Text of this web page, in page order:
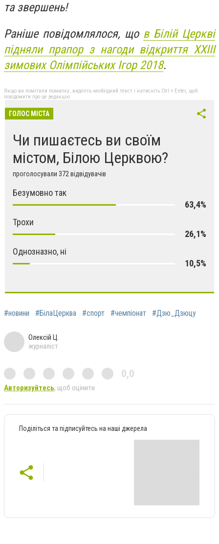
та звершень!
Раніше повідомлялося, що в Білій Церкві
підняли прапор з нагоди відкриття ХХІІІ
зимових Олімпійських Ігор 2018.
Якщо ви помітили помилку, виділіть необхідний текст і натисніть Ctrl + Enter, щоб
повідомити про це редакцію
ГОЛОС МІСТА
Чи пишаєтесь ви своїм
містом, Білою Церквою?
проголосували 372 відвідувачів
Безумовно так
63,4%
Трохи
26,1%
Однозназно, ні
10,5%
#новини #БілаЦерква #спорт #чемпіонат #Дзю_Дзюцу
Олексій Ц.
журналіст
0,0
Авторизуйтесь, щоб оцінити
Поділіться та підписуйтесь на наші джерела